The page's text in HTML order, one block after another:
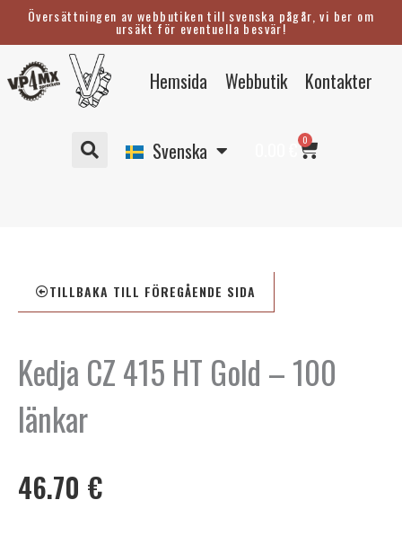
Hoppa
innehåll
Översättningen av webbutiken till svenska pågår, vi ber om
ursäkt för eventuella besvär!
Hemsida Webbutik Kontakter
Svenska
English
Deutsch
0
Varukorg
TILLBAKA TILL FÖREGÅENDE SIDA
Kedja CZ 415 HT Gold – 100
länkar
46.70 €